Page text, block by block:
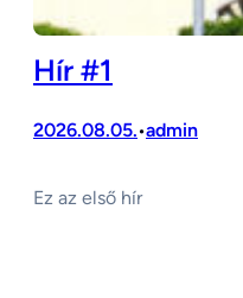
Hír #1
2026.08.05.•admin
Ez az első hír